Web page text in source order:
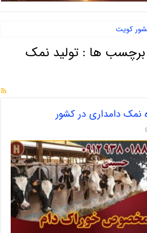
کویت
برچسب ها : تولید نمک
نمک دامداری در کشور